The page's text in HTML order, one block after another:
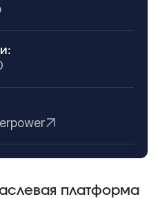
платформа